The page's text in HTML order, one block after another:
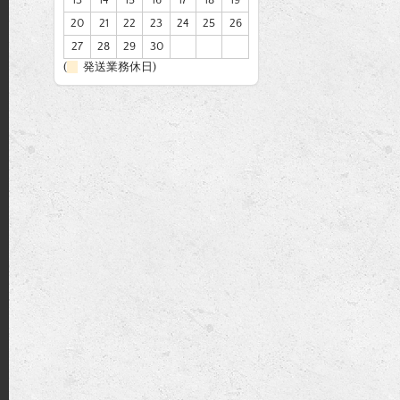
20
21 22 23 24 25
26
27
28 29
30
(
発送業務休日)